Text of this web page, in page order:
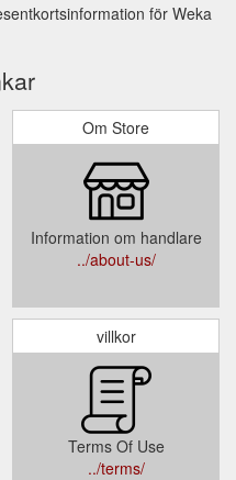
för Weka
Om Store
Information om handlare
../about-us/
villkor
Terms Of Use
../terms/